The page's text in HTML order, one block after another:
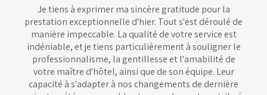
Je tiens à exprimer ma sincère gratitude pour la
prestation exceptionnelle d'hier. Tout s'est déroulé de
manière impeccable. La qualité de votre service est
indéniable, et je tiens particulièrement à souligner le
professionnalisme, la gentillesse et l'amabilité de
votre maître d'hôtel, ainsi que de son équipe. Leur
capacité à s'adapter à nos changements de dernière